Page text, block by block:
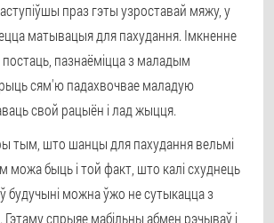
праз гэты узроставай мяжу, у
матывацыя для пахудання. Імкненне
пазнаёміцца з маладым
сям'ю падахвочвае маладую
свой рацыён і лад жыцця.
тым, што шанцы для пахудання вельмі
можа быць і той факт, што калі схуднець
будучыні можна ўжо не сутыкацца з
Гэтаму спрыяе мабільны абмен рэчываў і